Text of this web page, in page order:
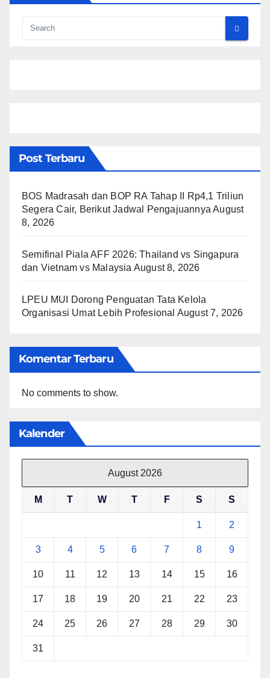
Post Terbaru
BOS Madrasah dan BOP RA Tahap II Rp4,1 Triliun
Segera Cair, Berikut Jadwal Pengajuannya August
8, 2026
Semifinal Piala AFF 2026: Thailand vs Singapura
dan Vietnam vs Malaysia August 8, 2026
LPEU MUI Dorong Penguatan Tata Kelola
Organisasi Umat Lebih Profesional August 7, 2026
Komentar Terbaru
No comments to show.
Kalender
August 2026
M T W T F S S
1 2
3 4 5 6 7 8 9
10 11 12 13 14 15 16
17 18 19 20 21 22 23
24 25 26 27 28 29 30
31